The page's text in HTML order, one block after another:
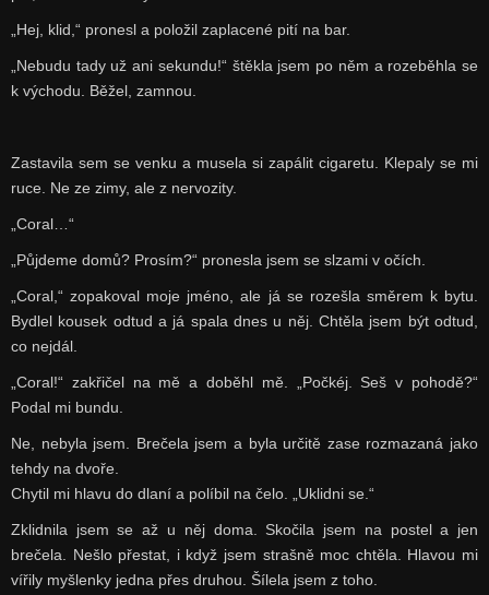
„Hej, klid,“ pronesl a položil zaplacené pití na bar.
„Nebudu tady už ani sekundu!“ štěkla jsem po něm a rozeběhla se
k východu. Běžel, zamnou.
Zastavila sem se venku a musela si zapálit cigaretu. Klepaly se mi
ruce. Ne ze zimy, ale z nervozity.
„Coral…“
„Půjdeme domů? Prosím?“ pronesla jsem se slzami v očích.
„Coral,“ zopakoval moje jméno, ale já se rozešla směrem k bytu.
Bydlel kousek odtud a já spala dnes u něj. Chtěla jsem být odtud,
co nejdál.
„Coral!“ zakřičel na mě a doběhl mě. „Počkéj. Seš v pohodě?“
Podal mi bundu.
Ne, nebyla jsem. Brečela jsem a byla určitě zase rozmazaná jako
tehdy na dvoře.
Chytil mi hlavu do dlaní a políbil na čelo. „Uklidni se.“
Zklidnila jsem se až u něj doma. Skočila jsem na postel a jen
brečela. Nešlo přestat, i když jsem strašně moc chtěla. Hlavou mi
vířily myšlenky jedna přes druhou. Šílela jsem z toho.